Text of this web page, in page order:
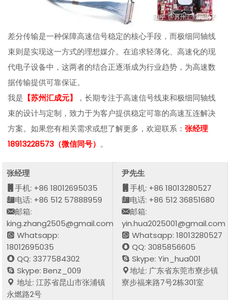
差分传输是一种保障高速信号稳定的核心手段，而极细同轴线
束则是实现这一方式的理想媒介。在追求轻薄化、高速化的现
代电子设备中，这两者的结合正逐渐成为行业趋势，为高速数
据传输提供可靠保证。
我是 【苏州汇成元】
，长期专注于高速信号线束和极细同轴线
束的设计与定制，致力于为客户提供稳定可靠的高速互连解决
方案。如果您有相关需求或想了解更多，欢迎联系：张经理
18913228573（微信同号） 。
张经理
手机: +86 18012695035
电话: +86 512 57888959
邮箱:
king.zhang2505@gmail.com
Whatsapp:
18012695035
QQ: 3377584302
Skype: Benz_009
地址: 江苏省昆山市张浦镇
永燃路2号
尹先生
手机: +86 18013280527
电话: +86 512 36851680
邮箱:
yin.hua2025001@gmail.com
Whatsapp: 18013280527
QQ: 3085856605
Skype: Yin_hua001
地址: 广东省东莞市寮步镇
寮步福来路7号2栋301室